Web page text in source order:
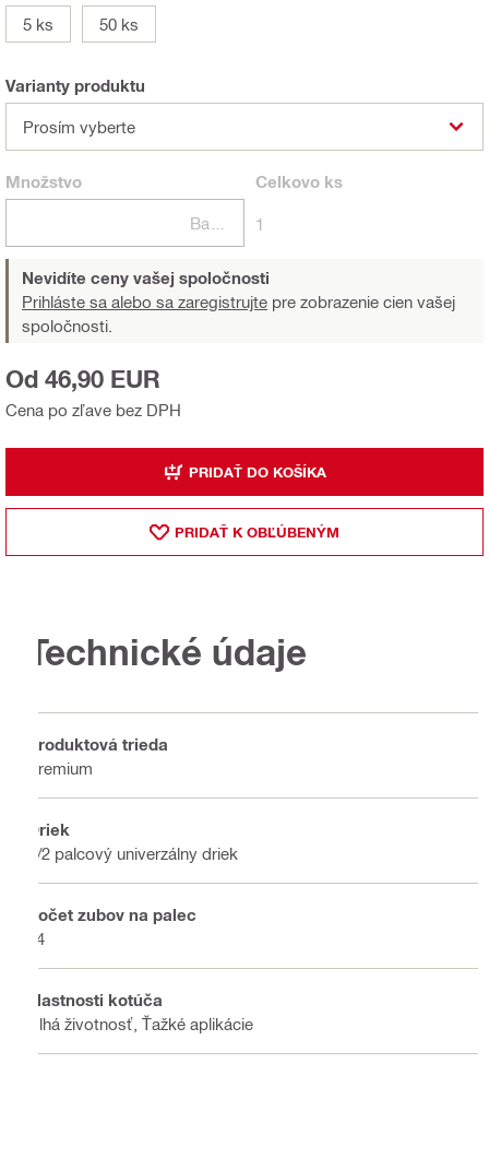
5 ks
50 ks
Varianty produktu
Prosím vyberte
Množstvo Celkovo ks
1
Nevidíte ceny vašej spoločnosti
Prihláste sa alebo sa zaregistrujte pre zobrazenie cien vašej
spoločnosti.
Cena po zľave bez DPH
Od 46,90 EUR
PRIDAŤ DO KOŠÍKA
PRIDAŤ K OBĽÚBENÝM
Technické údaje
Produktová trieda
Premium
Driek
1/2 palcový univerzálny driek
Počet zubov na palec
14
Vlastnosti kotúča
Dlhá životnosť, Ťažké aplikácie